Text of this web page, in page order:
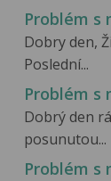
Problém s
Dobry den,
Poslední...
Problém s
Dobrý den
posunutou...
Problém s